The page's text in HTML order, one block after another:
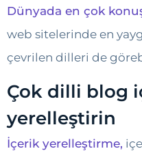
Dünyada en çok
web sitelerinde en
çevrilen dilleri de
Çok dilli blog
yerelleştirin
İçerik yerelleştirme,